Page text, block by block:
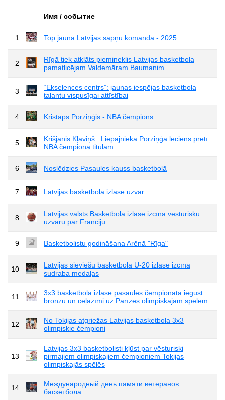
Имя / событие
1 Top jauna Latvijas sapņu komanda - 2025
2
Rīgā tiek atklāts piemineklis Latvijas basketbola
pamatlicējam Valdemāram Baumanim
3
“Ekselences centrs”: jaunas iespējas basketbola
talantu vispusīgai attīstībai
4 Kristaps Porziņģis - NBA čempions
5
Krišjānis Kļaviņš : Liepājnieka Porziņģa lēciens pretī
NBA čempiona titulam
6 Noslēdzies Pasaules kauss basketbolā
7 Latvijas basketbola izlase uzvar
8
Latvijas valsts Basketbola izlase izcīna vēsturisku
uzvaru pār Franciju
9 Basketbolistu godināšana Arēnā "Rīga"
10
Latvijas sieviešu basketbola U-20 izlase izcīna
sudraba medaļas
11
3x3 basketbola izlase pasaules čempionātā iegūst
bronzu un ceļazīmi uz Parīzes olimpiskajām spēlēm.
12
No Tokijas atgriežas Latvijas basketbola 3x3
olimpiskie čempioni
13
Latvijas 3x3 basketbolisti kļūst par vēsturiski
pirmajiem olimpiskajiem čempioniem Tokijas
olimpiskajās spēlēs
14
Международный день памяти ветеранов
баскетбола